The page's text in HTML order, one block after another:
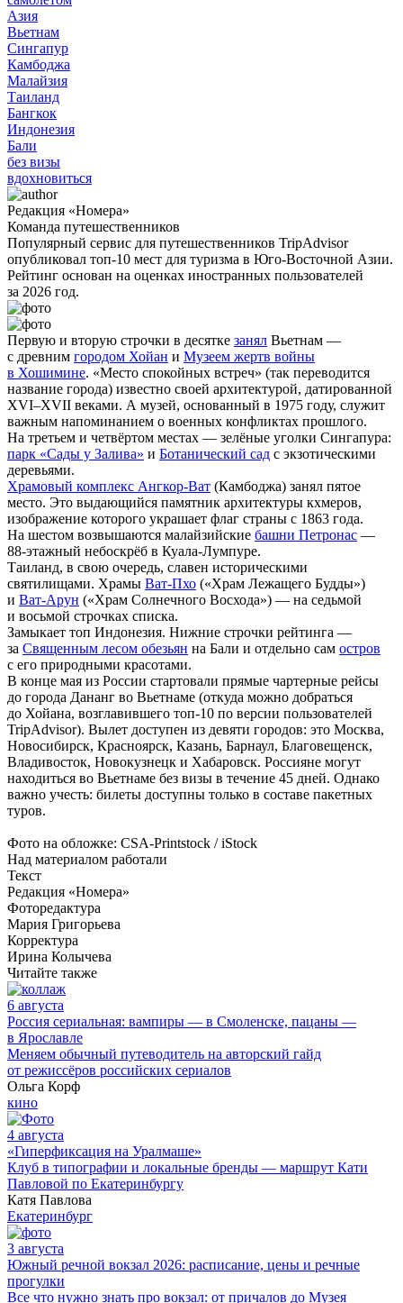
Азия
Вьетнам
Сингапур
Камбоджа
Малайзия
Таиланд
Бангкок
Индонезия
Бали
без визы
вдохновиться
Редакция «Номера»
Команда путешественников
Популярный сервис для путешественников TripAdvisor
опубликовал топ-10 мест для туризма в Юго-Восточной Азии.
Рейтинг основан на оценках иностранных пользователей
за 2026 год.
Первую и вторую строчки в десятке занял Вьетнам —
с древним городом Хойан и Музеем жертв войны
в Хошимине. «Место спокойных встреч» (так переводится
название города) известно своей архитектурой, датированной
XVI–XVII веками. А музей, основанный в 1975 году, служит
важным напоминанием о военных конфликтах прошлого.
На третьем и четвёртом местах — зелёные уголки Сингапура:
парк «Сады у Залива» и Ботанический сад с экзотическими
деревьями.
Храмовый комплекс Ангкор-Ват (Камбоджа) занял пятое
место. Это выдающийся памятник архитектуры кхмеров,
изображение которого украшает флаг страны с 1863 года.
На шестом возвышаются малайзийские башни Петронас —
88-этажный небоскрёб в Куала-Лумпуре.
Таиланд, в свою очередь, славен историческими
святилищами. Храмы Ват-Пхо («Храм Лежащего Будды»)
и Ват-Арун («Храм Солнечного Восхода») — на седьмой
и восьмой строчках списка.
Замыкает топ Индонезия. Нижние строчки рейтинга —
за Священным лесом обезьян на Бали и отдельно сам остров
с его природными красотами.
В конце мая из России стартовали прямые чартерные рейсы
до города Дананг во Вьетнаме (откуда можно добраться
до Хойана, возглавившего топ-10 по версии пользователей
TripAdvisor). Вылет доступен из девяти городов: это Москва,
Новосибирск, Красноярск, Казань, Барнаул, Благовещенск,
Владивосток, Новокузнецк и Хабаровск. Россияне могут
находиться во Вьетнаме без визы в течение 45 дней. Однако
важно учесть: билеты доступны только в составе пакетных
туров.
Фото на обложке: CSA-Printstock / iStock
Над материалом работали
Текст
Редакция «Номера»
Фоторедактура
Мария Григорьева
Корректура
Ирина Колычева
Читайте также
6 августа
Россия сериальная: вампиры — в Смоленске, пацаны —
в Ярославле
Меняем обычный путеводитель на авторский гайд
от режиссёров российских сериалов
Ольга Корф
кино
4 августа
«Гиперфиксация на Уралмаше»
Клуб в типографии и локальные бренды — маршрут Кати
Павловой по Екатеринбургу
Катя Павлова
Екатеринбург
3 августа
Южный речной вокзал 2026: расписание, цены и речные
прогулки
Все что нужно знать про вокзал: от причалов до Музея